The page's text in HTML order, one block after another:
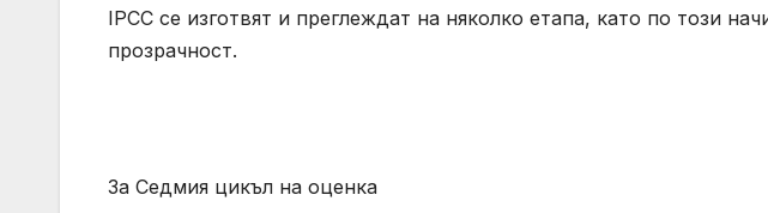
IPCC се изготвят и преглеждат на няколко етапа, като по този
прозрачност.
За Седмия цикъл на оценка